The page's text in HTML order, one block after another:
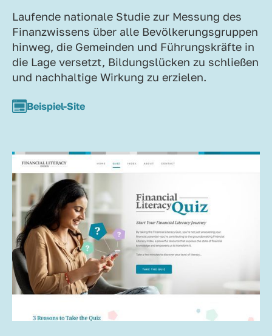
Laufende nationale Studie zur Messung des
Finanzwissens über alle Bevölkerungsgruppen
hinweg, die Gemeinden und Führungskräfte in
die Lage versetzt, Bildungslücken zu schließen
und nachhaltige Wirkung zu erzielen.
Beispiel-Site